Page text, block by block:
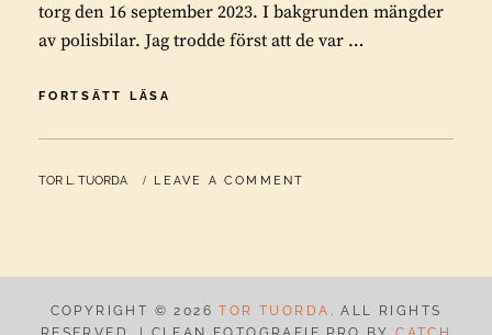
torg den 16 september 2023. I bakgrunden mängder
av polisbilar. Jag trodde först att de var …
FORTSÄTT LÄSA
I
BY
TOR L. TUORDA LEAVE A COMMENT
COPYRIGHT © 2026TOR TUORDA . ALL RIGHTS